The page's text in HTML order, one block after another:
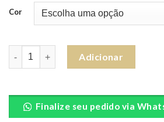
Cor
Quantidade de Firmas Luxo
Adicionar
Finalize seu pedido via